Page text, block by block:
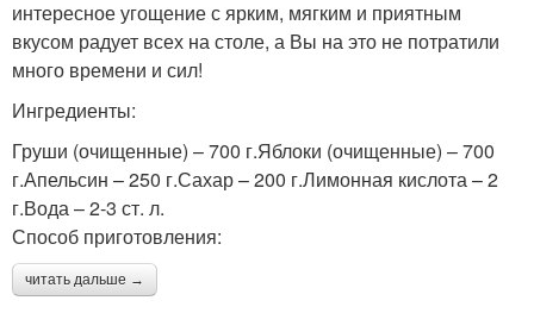
интересное угощение с ярким, мягким и приятным
вкусом радует всех на столе, а Вы на это не потратили
много времени и сил!
Ингредиенты:
Груши (очищенные) – 700 г.Яблоки (очищенные) – 700
г.Апельсин – 250 г.Сахар – 200 г.Лимонная кислота – 2
г.Вода – 2-3 ст. л.
Способ приготовления:
читать дальше →